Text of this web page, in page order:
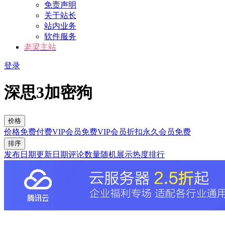
免责声明
关于站长
站内业务
软件服务
老梁主站
登录
深思3加密狗
价格
价格免费付费VIP会员免费VIP会员折扣永久会员免费
排序
发布日期更新日期评论数量随机展示热度排行